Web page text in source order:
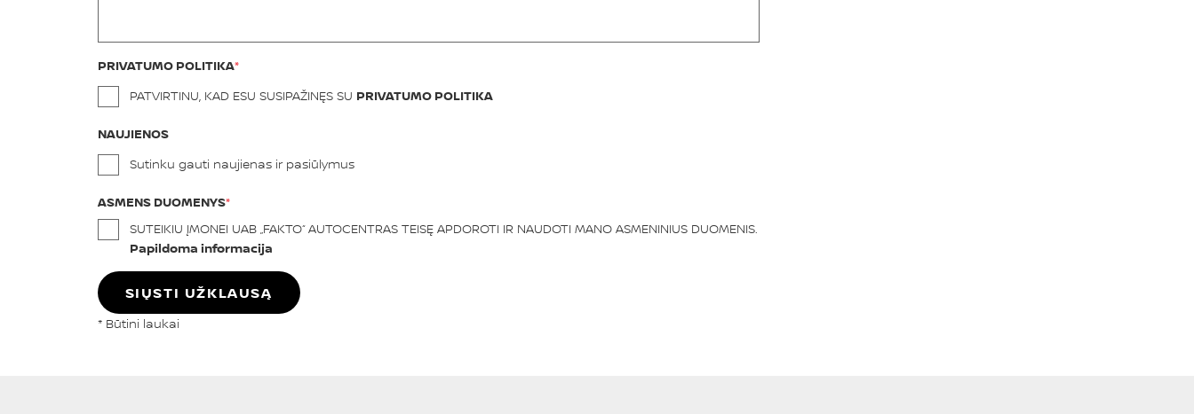
PRIVATUMO POLITIKA
PATVIRTINU, KAD ESU SUSIPAŽINĘS SU PRIVATUMO POLITIKA
NAUJIENOS
Sutinku gauti naujienas ir pasiūlymus
ASMENS DUOMENYS
SUTEIKIU ĮMONEI UAB „FAKTO“ AUTOCENTRAS TEISĘ APDOROTI IR NAUDOTI MANO ASMENINIUS DUOMENIS.
Papildoma informacija
SIŲSTI UŽKLAUSĄ
* Būtini laukai